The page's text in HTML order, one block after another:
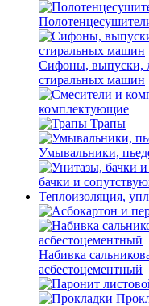
Сифоны, выпуски,
стиральных машин
комплектующие
Трапы
Умывальники,
бачки и
Теплоизоляция,
Набивка
асбестоцементный